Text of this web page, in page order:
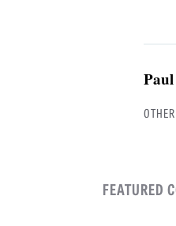
FEATURED